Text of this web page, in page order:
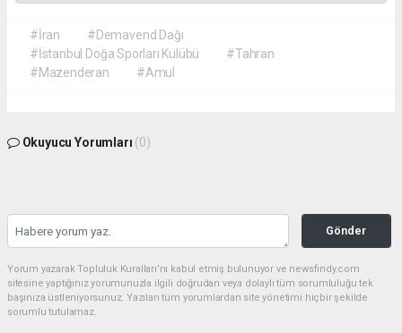
#İran
#Demavend Dağı
#İstanbul Doğa Sporları Kulübü
#Tahran
#Mazenderan
#Amul
Okuyucu Yorumları (0)
Gönder
Yorum yazarak Topluluk Kuralları’nı kabul etmiş bulunuyor ve newsfindy.com
sitesine yaptığınız yorumunuzla ilgili doğrudan veya dolaylı tüm sorumluluğu tek
başınıza üstleniyorsunuz. Yazılan tüm yorumlardan site yönetimi hiçbir şekilde
sorumlu tutulamaz.